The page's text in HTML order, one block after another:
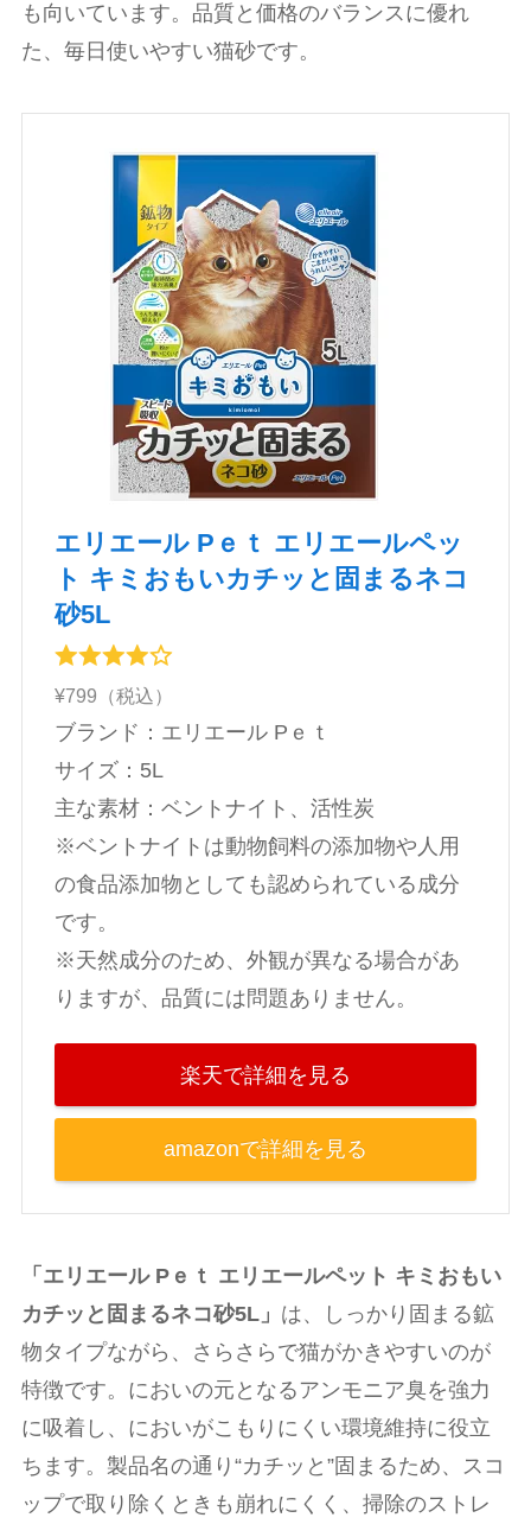
も向いています。品質と価格のバランスに優れ
た、毎日使いやすい猫砂です。
エリエール Pｅｔ エリエールペッ
ト キミおもいカチッと固まるネコ
砂5L
¥799（税込）
ブランド：エリエール Pｅｔ
‎サイズ：5L
主な素材：ベントナイト、活性炭
※ベントナイトは動物飼料の添加物や人用
の食品添加物としても認められている成分
です。
※天然成分のため、外観が異なる場合があ
りますが、品質には問題ありません。
楽天で詳細を見る
amazonで詳細を見る
「エリエール Pｅｔ エリエールペット キミおもい
カチッと固まるネコ砂5L」 は、しっかり固まる鉱
物タイプながら、さらさらで猫がかきやすいのが
特徴です。においの元となるアンモニア臭を強力
に吸着し、においがこもりにくい環境維持に役立
ちます。製品名の通り“カチッと”固まるため、スコ
ップで取り除くときも崩れにくく、掃除のストレ